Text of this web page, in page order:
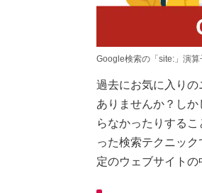
Google検索の「site:」演
過去にお気に入り
ありませんか？し
らなかったりする
った検索テクニッ
定のウェブサイトの